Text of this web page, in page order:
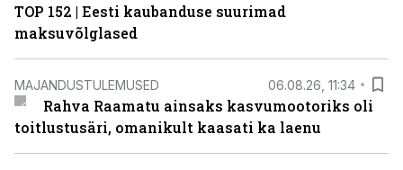
TOP 152 | Eesti kaubanduse suurimad
maksuvõlglased
MAJANDUSTULEMUSED 06.08.26, 11:34
Rahva Raamatu ainsaks kasvumootoriks oli
toitlustusäri, omanikult kaasati ka laenu